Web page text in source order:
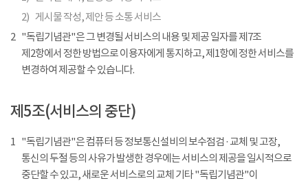
2) 게시물 작성, 제안 등 소통 서비스
2 "독립기념관"은 그 변경될 서비스의 내용 및 제공 일자를 제7조
제2항에서 정한 방법으로 이용자에게 통지하고, 제1항에 정한 서비스를
변경하여 제공할 수 있습니다.
제5조(서비스의 중단)
1 "독립기념관"은 컴퓨터 등 정보통신설비의 보수점검 · 교체 및 고장,
통신의 두절 등의 사유가 발생한 경우에는 서비스의 제공을 일시적으로
중단할 수 있고, 새로운 서비스로의 교체 기타 "독립기념관"이